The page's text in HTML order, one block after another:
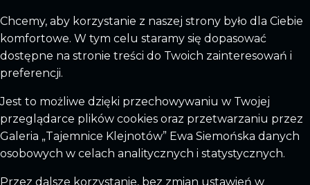
Chcemy, aby korzystanie z naszej strony było dla Ciebie
komfortowe. W tym celu staramy się dopasować
dostępne na stronie treści do Twoich zainteresowań i
preferencji.
Jest to możliwe dzięki przechowywaniu w Twojej
przeglądarce plików cookies oraz przetwarzaniu przez
Galeria „Tajemnice Klejnotów” Ewa Siemońska danych
osobowych w celach analitycznych i statystycznych.
Przez dalsze korzystanie, bez zmian ustawień w